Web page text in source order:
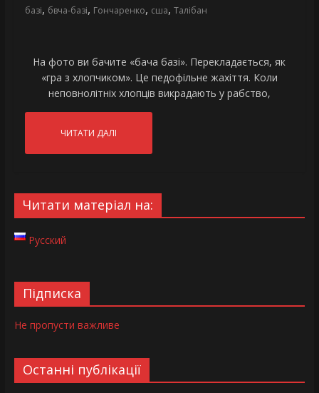
базі, бвча-базі, Гончаренко, сша, Талібан
На фото ви бачите «бача базі». Перекладається, як
«гра з хлопчиком». Це педофільне жахіття. Коли
неповнолітніх хлопців викрадають у рабство,
ЧИТАТИ ДАЛІ
Читати матеріал на:
Русский
Підписка
Не пропусти важливе
Останні публікації